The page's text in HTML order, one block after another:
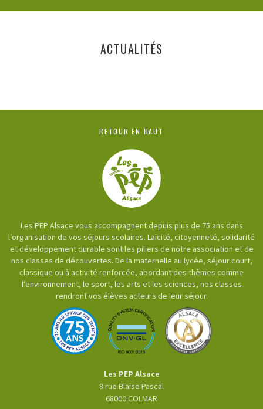
ACTUALITÉS
RETOUR EN HAUT
Les PEP Alsace vous accompagnent depuis plus de 75 ans dans
l’organisation de vos séjours scolaires. Laïcité, citoyenneté, solidarité
et développement durable sont les piliers de notre association et de
nos classes de découvertes. De la maternelle au lycée, séjour court,
classique ou à activité renforcée, abordant des thèmes comme
l’environnement, le sport, les arts et les sciences, nos classes
rendront vos élèves acteurs de leur séjour.
Les PEP Alsace
8 rue Blaise Pascal
68000COLMAR